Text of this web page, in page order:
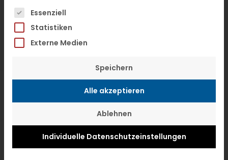
Gesellschafter treten zum 1. Juli dieses
Jahres als Gesellschafter in die Firma
VTL ein. Somit verfügt das Netzwerk der
Das gemeinsame Zentralhub in Fulda
wird bis zum Systemstart erweitert,
heißt es in einer Mitteilung. Es soll den
Umschlag von bis zu 1000 t Stückgut
pro Nacht sicherstellen. Zusätzlich
Es folgt eine Liste der Service-Gruppen,
Essenziell
Statistiken
Externe Medien
Speichern
Alle akzeptieren
Ablehnen
Individuelle Datenschutzeinstellungen